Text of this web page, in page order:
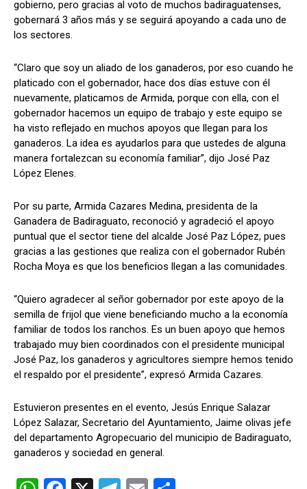
gobierno, pero gracias al voto de muchos badiraguatenses,
gobernará 3 años más y se seguirá apoyando a cada uno de
los sectores.
“Claro que soy un aliado de los ganaderos, por eso cuando he
platicado con el gobernador, hace dos días estuve con él
nuevamente, platicamos de Armida, porque con ella, con el
gobernador hacemos un equipo de trabajo y este equipo se
ha visto reflejado en muchos apoyos que llegan para los
ganaderos. La idea es ayudarlos para que ustedes de alguna
manera fortalezcan su economía familiar”, dijo José Paz
López Elenes.
Por su parte, Armida Cazares Medina, presidenta de la
Ganadera de Badiraguato, reconoció y agradeció el apoyo
puntual que el sector tiene del alcalde José Paz López, pues
gracias a las gestiones que realiza con el gobernador Rubén
Rocha Moya es que los beneficios llegan a las comunidades.
“Quiero agradecer al señor gobernador por este apoyo de la
semilla de frijol que viene beneficiando mucho a la economía
familiar de todos los ranchos. Es un buen apoyo que hemos
trabajado muy bien coordinados con el presidente municipal
José Paz, los ganaderos y agricultores siempre hemos tenido
el respaldo por el presidente”, expresó Armida Cazares.
Estuvieron presentes en el evento, Jesús Enrique Salazar
López Salazar, Secretario del Ayuntamiento, Jaime olivas jefe
del departamento Agropecuario del municipio de Badiraguato,
ganaderos y sociedad en general.